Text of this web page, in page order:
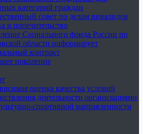
категорий граждан
совет по делам инвалидов
и попечительство
Социального фонда России по
области информирует
контракт
поколение
оценка качества условий
деятельности организациями
спортивной направленности